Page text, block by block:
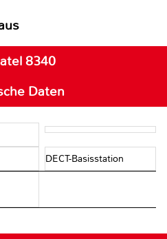
8340
Daten
DECT-Basisstation